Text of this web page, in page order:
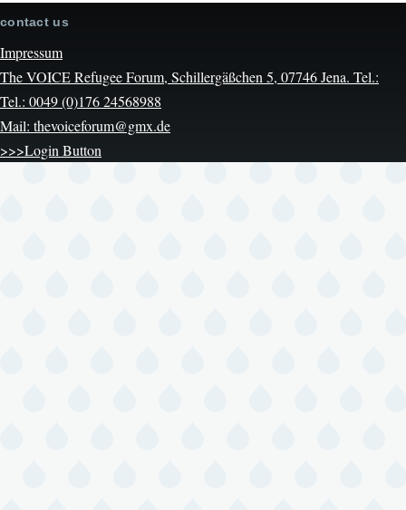
contact us
Impressum
The VOICE Refugee Forum, Schillergäßchen 5, 07746 Jena. Tel.:
Tel.: 0049 (0)176 24568988
Mail: thevoiceforum@gmx.de
>>>Login Button